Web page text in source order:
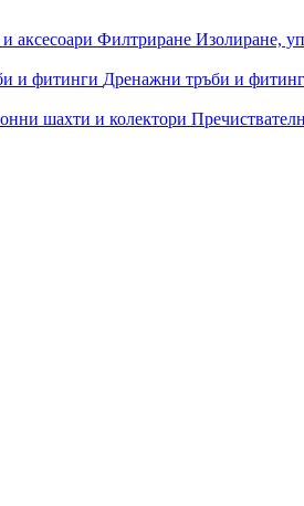
аксесоари Филтриране Изолиране,
и фитинги Дренажни тръби и
шахти и колектори